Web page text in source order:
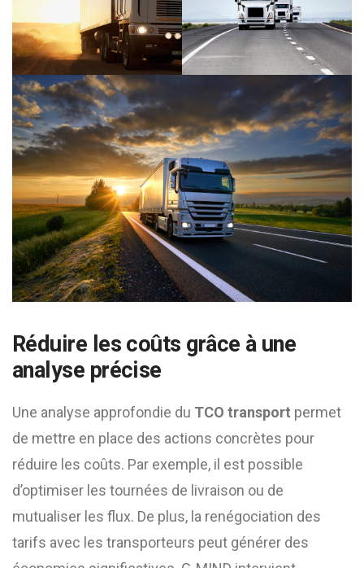
Réduire les coûts grâce à une
analyse précise
Une analyse approfondie du TCO transport permet
de mettre en place des actions concrètes pour
réduire les coûts. Par exemple, il est possible
d’optimiser les tournées de livraison ou de
mutualiser les flux. De plus, la renégociation des
tarifs avec les transporteurs peut générer des